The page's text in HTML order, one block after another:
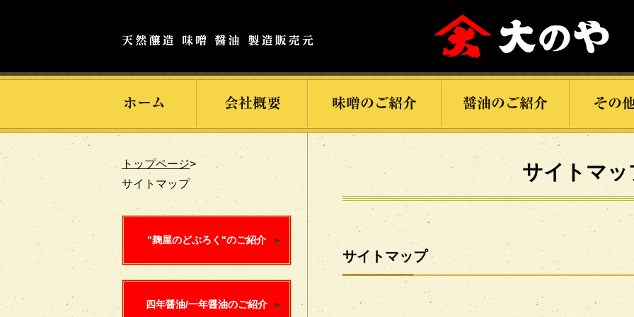
サイトマッ
サイトマップ
トップページ>
サイトマップ
"麹屋のどぶろく"のご紹介
四年醤油/一年醤油のご紹介